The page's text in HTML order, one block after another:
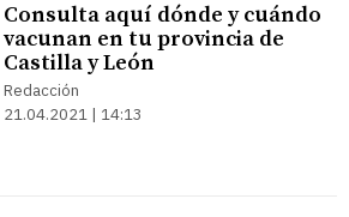
Consulta aquí dónde y cuándo
vacunan en tu provincia de
Castilla y León
Redacción
21.04.2021 | 14:13